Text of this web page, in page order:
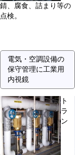
錆、腐食、詰まり等の
点検。
電気・空調設備の
保守管理に工業用
内視鏡
ト
ラ
ン